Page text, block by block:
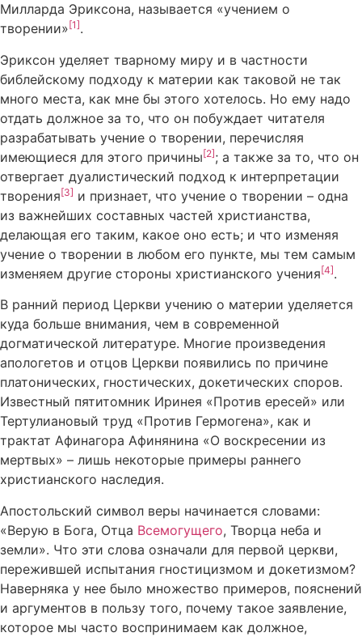
Милларда Эриксона, называется «учением о
творении»[1].
Эриксон уделяет тварному миру и в частности
библейскому подходу к материи как таковой не так
много места, как мне бы этого хотелось. Но ему надо
отдать должное за то, что он побуждает читателя
разрабатывать учение о творении, перечисляя
имеющиеся для этого причины[2]; а также за то, что он
отвергает дуалистический подход к интерпретации
творения[3] и признает, что учение о творении – одна
из важнейших составных частей христианства,
делающая его таким, какое оно есть; и что изменяя
учение о творении в любом его пункте, мы тем самым
изменяем другие стороны христианского учения[4].
В ранний период Церкви учению о материи уделяется
куда больше внимания, чем в современной
догматической литературе. Многие произведения
апологетов и отцов Церкви появились по причине
платонических, гностических, докетических споров.
Известный пятитомник Иринея «Против ересей» или
Тертулиановый труд «Против Гермогена», как и
трактат Афинагора Афинянина «О воскресении из
мертвых» – лишь некоторые примеры раннего
христианского наследия.
Апостольский символ веры начинается словами:
«Верую в Бога, Отца Всемогущего, Творца неба и
земли». Что эти слова означали для первой церкви,
пережившей испытания гностицизмом и докетизмом?
Наверняка у нее было множество примеров, пояснений
и аргументов в пользу того, почему такое заявление,
которое мы часто воспринимаем как должное,